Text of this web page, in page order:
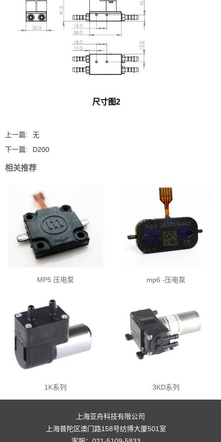
尺寸图2
上一篇:
无
下一篇:
D200
相关推荐
MP5 压电泵 mp6 -压电泵
1K系列 3KD系列
上海亚舟科技有限公司
上海普陀区澳门路158号纺博大厦501室